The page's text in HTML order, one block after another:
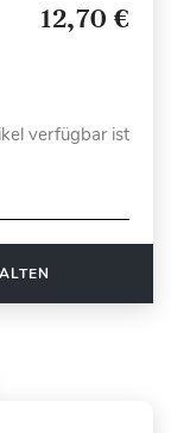
12,70 €
verfügbar ist